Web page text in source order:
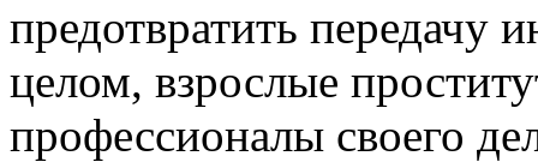
предотвратить передачу
целом, взрослые
профессионалы своего